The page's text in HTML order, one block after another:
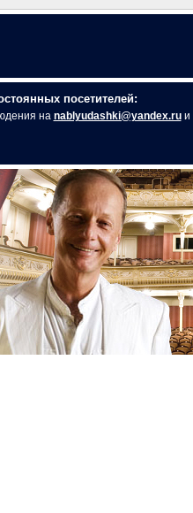
посетителей:
на nablyudashki@yandex.ruи